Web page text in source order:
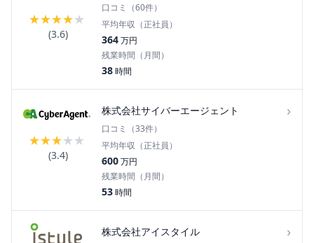
★★★★★
(3.6)
口コミ（60件）
平均年収（正社員）
364万円
残業時間（月間）
38時間
★★★★★
(3.4)
株式会社サイバーエージェント ›
口コミ（33件）
平均年収（正社員）
600万円
残業時間（月間）
53時間
株式会社アイスタイル ›